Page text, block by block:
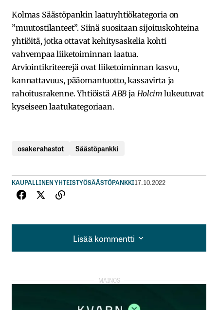
Kolmas Säästöpankin laatuyhtiökategoria on
”muutostilanteet”. Siinä suositaan sijoituskohteina
yhtiöitä, jotka ottavat kehitysaskelia kohti
vahvempaa liiketoiminnan laatua.
Arviointikriteerejä ovat liiketoiminnan kasvu,
kannattavuus, pääomantuotto, kassavirta ja
rahoitusrakenne. YhtiöistäABB ja Holcim lukeutuvat
kyseiseen laatukategoriaan.
osakerahastot Säästöpankki
KAUPALLINEN YHTEISTYÖSÄÄSTÖPANKKI17.10.2022
Lisää kommentti
Lisää kommentti
kirjautua
rekisteröityä